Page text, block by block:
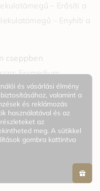
– Erősíti a
– Enyhíti a
cseppben
Epimedium,
Asiaticoside és Asiatic
és a
a rugalmasságot
összetevők pórus- és
és vásárlási élmény
valamint a
és reklámozás
használatával és az
az
meg. A sütikkel
gombra kattintva